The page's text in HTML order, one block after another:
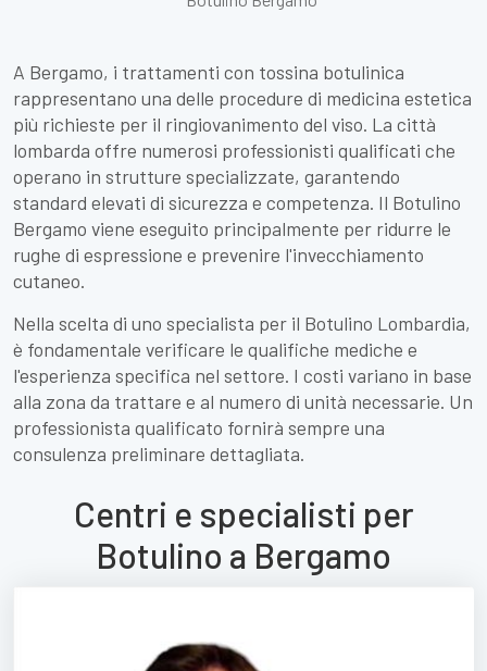
A Bergamo, i trattamenti con tossina botulinica
rappresentano una delle procedure di medicina estetica
più richieste per il ringiovanimento del viso. La città
lombarda offre numerosi professionisti qualificati che
operano in strutture specializzate, garantendo
standard elevati di sicurezza e competenza. Il Botulino
Bergamo viene eseguito principalmente per ridurre le
rughe di espressione e prevenire l'invecchiamento
cutaneo.
Nella scelta di uno specialista per il Botulino Lombardia,
è fondamentale verificare le qualifiche mediche e
l'esperienza specifica nel settore. I costi variano in base
alla zona da trattare e al numero di unità necessarie. Un
professionista qualificato fornirà sempre una
consulenza preliminare dettagliata.
Centri e specialisti per
Botulino a Bergamo